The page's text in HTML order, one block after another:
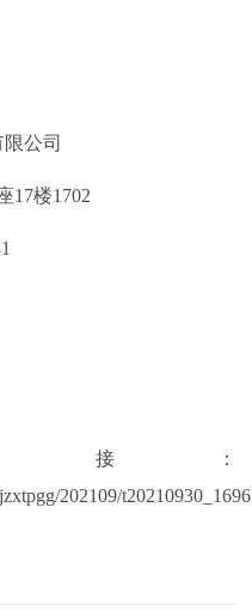
公司
17楼1702
接：
202109/